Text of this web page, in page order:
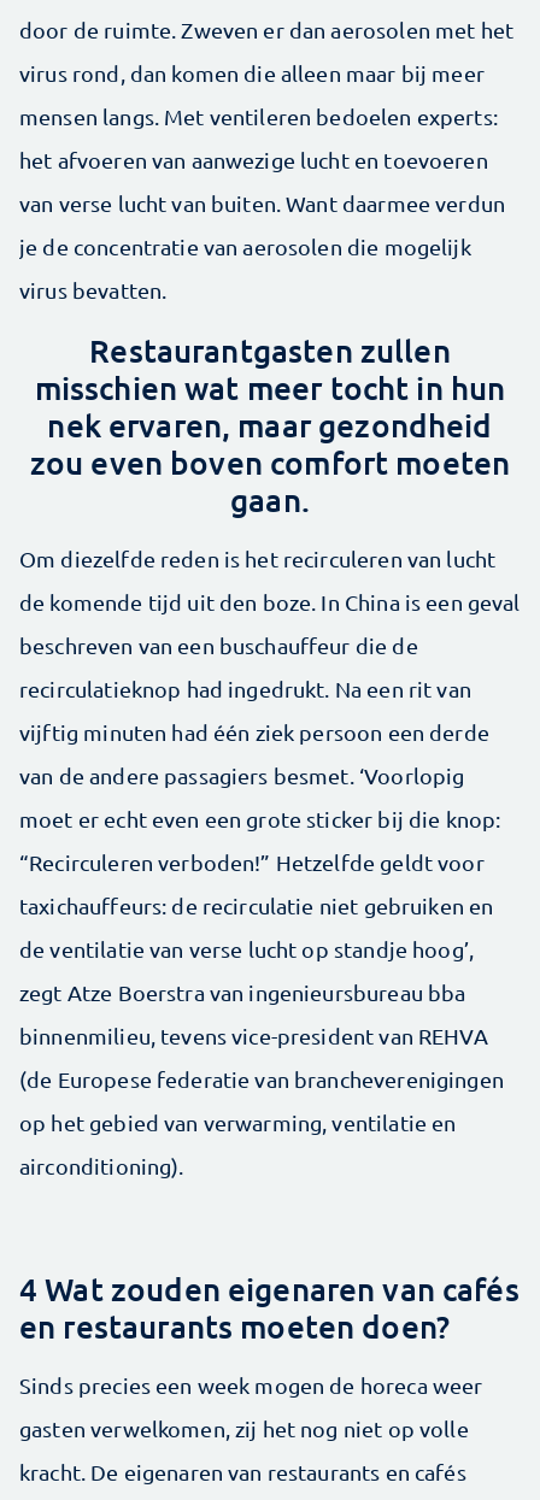
door de ruimte. Zweven er dan aerosolen met het
virus rond, dan komen die alleen maar bij meer
mensen langs. Met ventileren bedoelen experts:
het afvoeren van aanwezige lucht en toevoeren
van verse lucht van buiten. Want daarmee verdun
je de concentratie van aerosolen die mogelijk
virus bevatten.
Restaurantgasten zullen
misschien wat meer tocht in hun
nek ervaren, maar gezondheid
zou even boven comfort moeten
gaan.
Om diezelfde reden is het recirculeren van lucht
de komende tijd uit den boze. In China is een geval
beschreven van een buschauffeur die de
recirculatieknop had ingedrukt. Na een rit van
vijftig minuten had één ziek persoon een derde
van de andere passagiers besmet. ‘Voorlopig
moet er echt even een grote sticker bij die knop:
“Recirculeren verboden!” Hetzelfde geldt voor
taxichauffeurs: de recirculatie niet gebruiken en
de ventilatie van verse lucht op standje hoog’,
zegt Atze Boerstra van ingenieursbureau bba
binnenmilieu, tevens vice-president van REHVA
(de Europese federatie van brancheverenigingen
op het gebied van verwarming, ventilatie en
airconditioning).
4 Wat zouden eigenaren van cafés
en restaurants moeten doen?
Sinds precies een week mogen de horeca weer
gasten verwelkomen, zij het nog niet op volle
kracht. De eigenaren van restaurants en cafés